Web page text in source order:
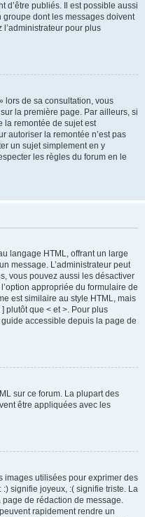
d’être publiés. Il est possible aussi
groupe dont les messages doivent
l’administrateur pour plus
lors de sa consultation, vous
la première page. Par ailleurs, si
la remontée de sujet est
autoriser la remontée n’est pas
un sujet simplement en y
les règles du forum en le
langage HTML, offrant un large
message. L’administrateur peut
vous pouvez aussi les désactiver
appropriée du formulaire de
est similaire au style HTML, mais
plutôt que < et >. Pour plus
accessible depuis la page de
sur ce forum. La plupart des
être appliquées avec les
images utilisées pour exprimer des
signifie joyeux, :( signifie triste. La
de rédaction de message.
rapidement rendre un